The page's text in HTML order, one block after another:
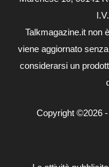
Talkmagazine.it non
viene aggiornato
considerarsi un
Copyright ©2026